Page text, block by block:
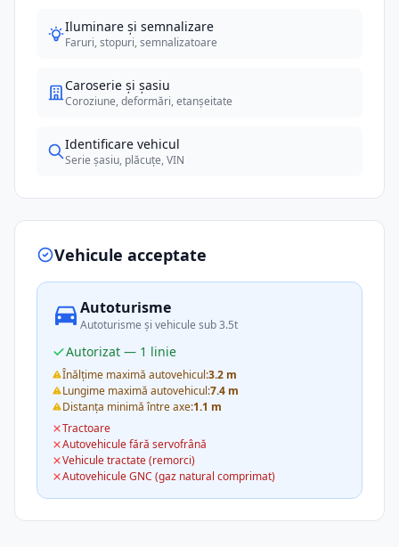
Iluminare și semnalizare
Faruri, stopuri, semnalizatoare
Caroserie și șasiu
Coroziune, deformări, etanșeitate
Identificare vehicul
Serie șasiu, plăcuțe, VIN
Vehicule acceptate
Autoturisme
Autoturisme și vehicule sub 3.5t
Autorizat — 1 linie
Înălțime maximă autovehicul:3.2 m
Lungime maximă autovehicul:7.4 m
Distanța minimă între axe:1.1 m
Tractoare
Autovehicule fără servofrână
Vehicule tractate (remorci)
Autovehicule GNC (gaz natural comprimat)